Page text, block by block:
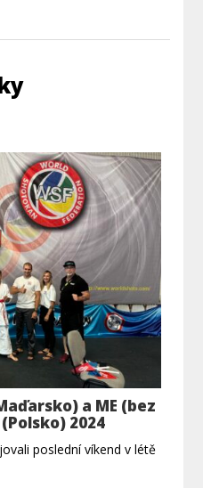
a ME (bez
2024
poslední víkend v létě